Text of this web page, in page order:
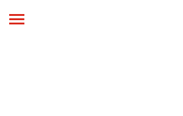
Toggle